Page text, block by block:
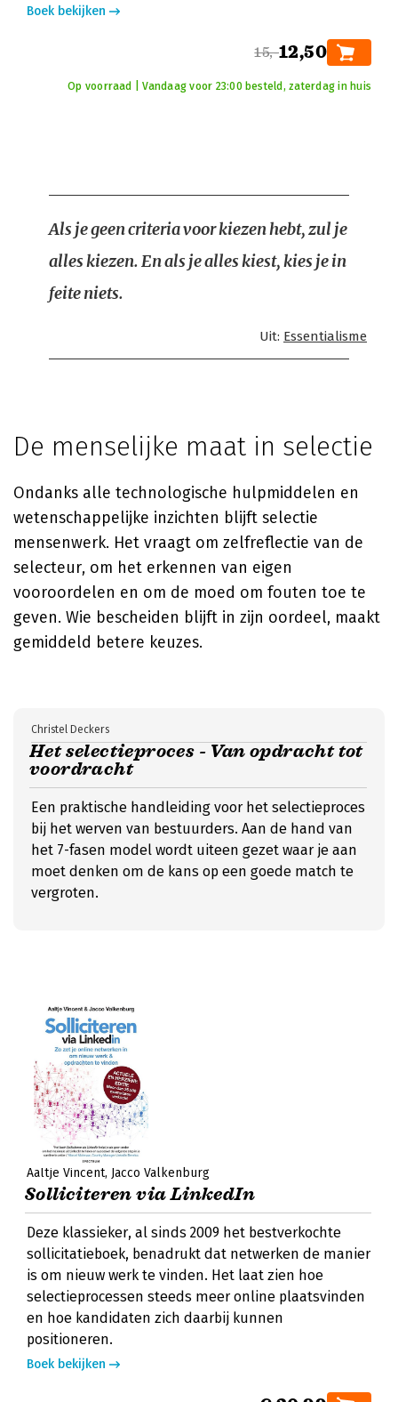
Boek bekijken
15,-12,50
Op voorraad | Vandaag voor 23:00 besteld, zaterdag in huis
Als je geen criteria voor kiezen hebt, zul je
alles kiezen. En als je alles kiest, kies je in
feite niets.
Uit: Essentialisme
De menselijke maat in selectie
Ondanks alle technologische hulpmiddelen en
wetenschappelijke inzichten blijft selectie
mensenwerk. Het vraagt om zelfreflectie van de
selecteur, om het erkennen van eigen
vooroordelen en om de moed om fouten toe te
geven. Wie bescheiden blijft in zijn oordeel, maakt
gemiddeld betere keuzes.
Het selectieproces - Van opdracht tot
voordracht
Christel Deckers
Een praktische handleiding voor het selectieproces
bij het werven van bestuurders. Aan de hand van
het 7-fasen model wordt uiteen gezet waar je aan
moet denken om de kans op een goede match te
vergroten.
Aaltje Vincent Jacco Valkenburg
Solliciteren via LinkedIn
Deze klassieker, al sinds 2009 het bestverkochte
sollicitatieboek, benadrukt dat netwerken de manier
is om nieuw werk te vinden. Het laat zien hoe
selectieprocessen steeds meer online plaatsvinden
en hoe kandidaten zich daarbij kunnen
positioneren.
Boek bekijken